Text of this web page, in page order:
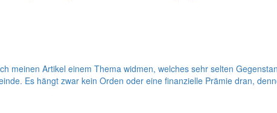
meinen Artikel einem Thema widmen, welches sehr selten
Es hängt zwar kein Orden oder eine finanzielle Prämie dran,